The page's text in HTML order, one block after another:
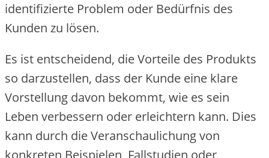
identifizierte Problem oder Bedürfnis des
Kunden zu lösen.
Es ist entscheidend, die Vorteile des Produkts
so darzustellen, dass der Kunde eine klare
Vorstellung davon bekommt, wie es sein
Leben verbessern oder erleichtern kann. Dies
kann durch die Veranschaulichung von